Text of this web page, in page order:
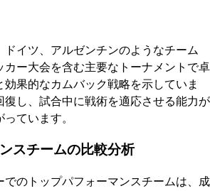
ドイツ、アルゼンチンのようなチーム
カー大会を含む主要なトーナメントで卓
果的なカムバック戦略を示していま
復し、試合中に戦術を適応させる能力が
ています。
スチームの比較分析
でのトップパフォーマンスチームは、成